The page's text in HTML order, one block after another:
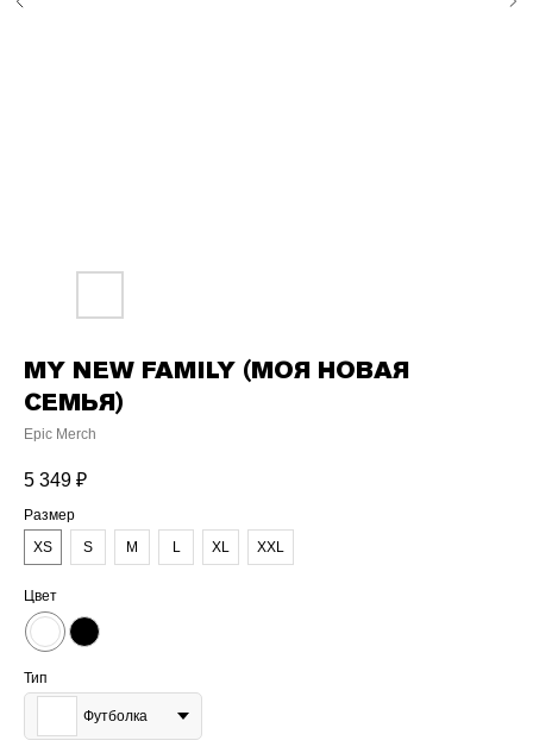
MY NEW FAMILY (МОЯ НОВАЯ
СЕМЬЯ)
Epic Merch
5 349 ₽
Размер
XS
S M L XL XXL
Цвет
Тип
Футболка